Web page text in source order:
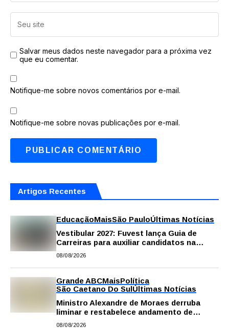
Salvar meus dados neste navegador para a próxima vez
que eu comentar.
Notifique-me sobre novos comentários por e-mail.
Notifique-me sobre novas publicações por e-mail.
Artigos Recentes
EducaçãoMaisSão PauloÚltimas Notícias
Vestibular 2027: Fuvest lança Guia de
Carreiras para auxiliar candidatos na
escolha da profissão
08/08/2026
Grande ABCMaisPolítica
São Caetano Do SulÚltimas Notícias
Ministro Alexandre de Moraes derruba
liminar e restabelece andamento de
comissão processante contra vereador
08/08/2026